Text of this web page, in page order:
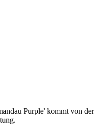
Purple' kommt von